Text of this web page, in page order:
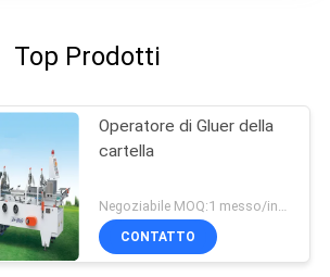
Top Prodotti
Operatore di Gluer della
cartella
CONTATTO